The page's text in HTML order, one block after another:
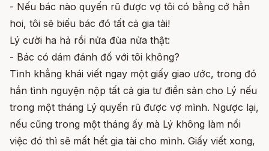
- Nếu bác nào quyến rũ được vợ tôi có bằng cớ hẳn
hoi, tôi sẽ biếu bác đó tất cả gia tài!
Lý cười ha hả rồi nửa đùa nửa thật:
- Bác có dám đánh đố với tôi không?
Tình khẳng khái viết ngay một giấy giao ước, trong đó
hắn tình nguyện nộp tất cả gia tư điền sản cho Lý nếu
trong một tháng Lý quyến rũ được vợ mình. Ngược lại,
nếu cũng trong một tháng ấy mà Lý không làm nổi
việc đó thì sẽ mất hết gia tài cho mình. Giấy viết xong,